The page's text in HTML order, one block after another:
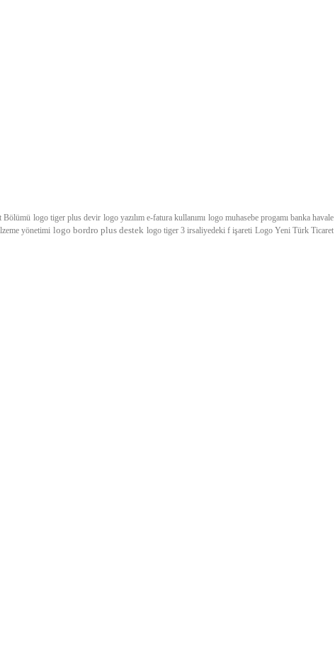
Bölümü logo tiger plus devir logo yazılım e-fatura kullanımı logo muhasebe progamı banka havale
yönetimi logo bordro plus destek logo tiger 3 irsaliyedeki f işareti Logo Yeni Türk